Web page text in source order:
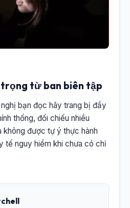
từ ban biên tập
bạn đọc hãy trang bị đầy
thống, đối chiếu nhiều
không được tự ý thực hành
tế nguy hiểm khi chưa có chỉ